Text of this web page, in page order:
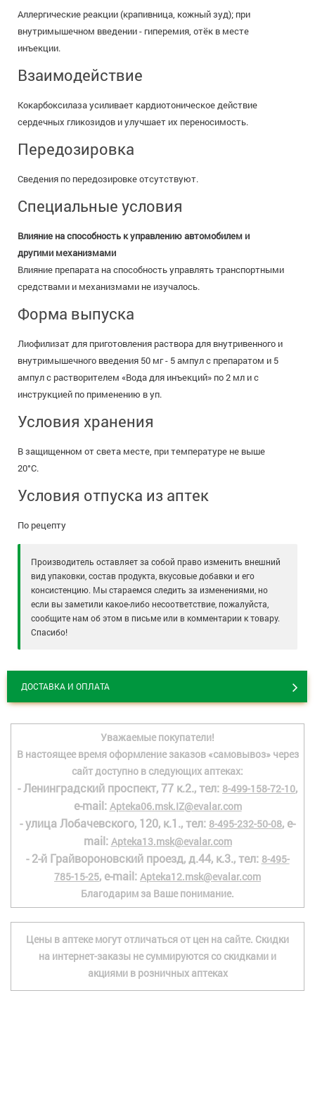
Аллергические реакции (крапивница, кожный зуд); при
внутримышечном введении - гиперемия, отёк в месте
инъекции.
Взаимодействие
Кокарбоксилаза усиливает кардиотоническое действие
сердечных гликозидов и улучшает их переносимость.
Передозировка
Сведения по передозировке отсутствуют.
Специальные условия
Влияние на способность к управлению автомобилем и
другими механизмами
Влияние препарата на способность управлять транспортными
средствами и механизмами не изучалось.
Форма выпуска
Лиофилизат для приготовления раствора для внутривенного и
внутримышечного введения 50 мг - 5 ампул с препаратом и 5
ампул с растворителем «Вода для инъекций» по 2 мл и с
инструкцией по применению в уп.
Условия хранения
В защищенном от света месте, при температуре не выше
20°C.
Условия отпуска из аптек
По рецепту
Производитель оставляет за собой право изменить внешний
вид упаковки, состав продукта, вкусовые добавки и его
консистенцию. Мы стараемся следить за изменениями, но
если вы заметили какое-либо несоответствие, пожалуйста,
сообщите нам об этом в письме или в комментарии к товару.
Спасибо!
ДОСТАВКА И ОПЛАТА
Уважаемые покупатели!
В настоящее время оформление заказов «самовывоз» через
сайт доступно в следующих аптеках:
- Ленинградский проспект, 77 к.2., тел: 8-499-158-72-10,
e-mail: Apteka06.msk.IZ@evalar.com
- улица Лобачевского, 120, к.1., тел: 8-495-232-50-08, e-
mail: Apteka13.msk@evalar.com
- 2-й Грайвороновский проезд, д.44, к.3., тел: 8-495-
785-15-25, e-mail: Apteka12.msk@evalar.com
Благодарим за Ваше понимание.
Цены в аптеке могут отличаться от цен на сайте. Скидки
на интернет-заказы не суммируются со скидками и
акциями в розничных аптеках